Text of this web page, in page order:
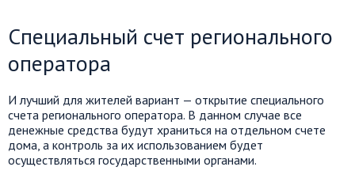
Специальный счет регионального
оператора
И лучший для жителей вариант — открытие специального
счета регионального оператора. В данном случае все
денежные средства будут храниться на отдельном счете
дома, а контроль за их использованием будет
осуществляться государственными органами.